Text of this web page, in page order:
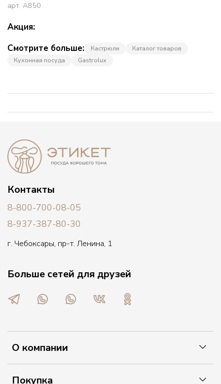
Акция:
Смотрите больше:
Кастрюли
Каталог товаров
Кухонная посуда
Gastrolux
арт. A850
О компании
Покупка
Контакты
8-800-700-08-05
8-937-387-80-30
г. Чебоксары, пр-т. Ленина, 1
Больше сетей для друзей